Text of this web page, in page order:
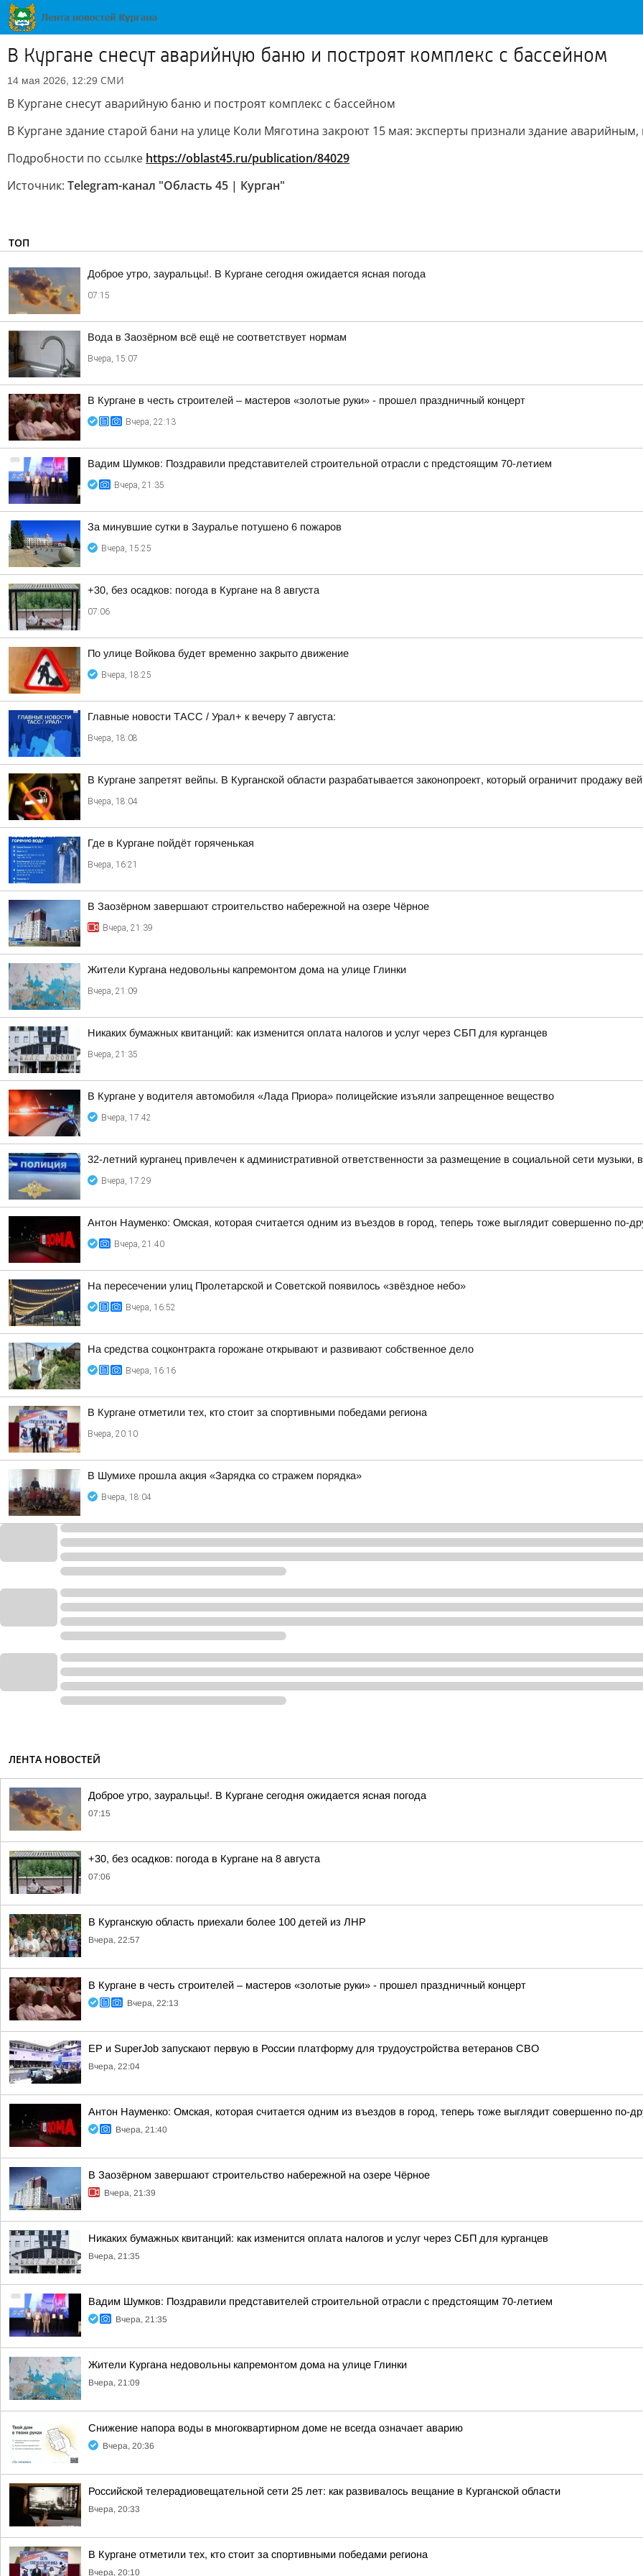
В Кургане снесут аварийную баню и построят комплекс с бассейном
14 мая 2026, 12:29 СМИ
В Кургане снесут аварийную баню и построят комплекс с бассейном
В Кургане здание старой бани на улице Коли Мяготина закроют 15 мая: эксперты признали здание
Подробности по ссылке https://oblast45.ru/publication/84029
Источник: Telegram-канал "Область 45 | Курган"
ТОП
Доброе утро, зауральцы!. В Кургане сегодня ожидается ясная погода
07:15
Вода в Заозёрном всё ещё не соответствует нормам
Вчера, 15:07
В Кургане в честь строителей – мастеров «золотые руки» - прошел праздничный концерт
Вчера, 22:13
Вадим Шумков: Поздравили представителей строительной отрасли с предстоящим 70-летием
Вчера, 21:35
За минувшие сутки в Зауралье потушено 6 пожаров
Вчера, 15:25
+30, без осадков: погода в Кургане на 8 августа
07:06
По улице Войкова будет временно закрыто движение
Вчера, 18:25
Главные новости ТАСС / Урал+ к вечеру 7 августа:
Вчера, 18:08
В Кургане запретят вейпы. В Курганской области разрабатывается законопроект, который ограничит продажу
Вчера, 18:04
Где в Кургане пойдёт горяченькая
Вчера, 16:21
В Заозёрном завершают строительство набережной на озере Чёрное
Вчера, 21:39
Жители Кургана недовольны капремонтом дома на улице Глинки
Вчера, 21:09
Никаких бумажных квитанций: как изменится оплата налогов и услуг через СБП для курганцев
Вчера, 21:35
В Кургане у водителя автомобиля «Лада Приора» полицейские изъяли запрещенное вещество
Вчера, 17:42
32-летний курганец привлечен к административной ответственности за размещение в социальной сети
Вчера, 17:29
Антон Науменко: Омская, которая считается одним из въездов в город, теперь тоже выглядит совершенно по-
Вчера, 21:40
На пересечении улиц Пролетарской и Советской появилось «звёздное небо»
Вчера, 16:52
На средства соцконтракта горожане открывают и развивают собственное дело
Вчера, 16:16
В Кургане отметили тех, кто стоит за спортивными победами региона
Вчера, 20:10
В Шумихе прошла акция «Зарядка со стражем порядка»
Вчера, 18:04
ЛЕНТА НОВОСТЕЙ
Доброе утро, зауральцы!. В Кургане сегодня ожидается ясная погода
07:15
+30, без осадков: погода в Кургане на 8 августа
07:06
В Курганскую область приехали более 100 детей из ЛНР
Вчера, 22:57
В Кургане в честь строителей – мастеров «золотые руки» - прошел праздничный концерт
Вчера, 22:13
ЕР и SuperJob запускают первую в России платформу для трудоустройства ветеранов СВО
Вчера, 22:04
Антон Науменко: Омская, которая считается одним из въездов в город, теперь тоже выглядит совершенно по-
Вчера, 21:40
В Заозёрном завершают строительство набережной на озере Чёрное
Вчера, 21:39
Никаких бумажных квитанций: как изменится оплата налогов и услуг через СБП для курганцев
Вчера, 21:35
Вадим Шумков: Поздравили представителей строительной отрасли с предстоящим 70-летием
Вчера, 21:35
Жители Кургана недовольны капремонтом дома на улице Глинки
Вчера, 21:09
Снижение напора воды в многоквартирном доме не всегда означает аварию
Вчера, 20:36
Российской телерадиовещательной сети 25 лет: как развивалось вещание в Курганской области
Вчера, 20:33
В Кургане отметили тех, кто стоит за спортивными победами региона
Вчера, 20:10